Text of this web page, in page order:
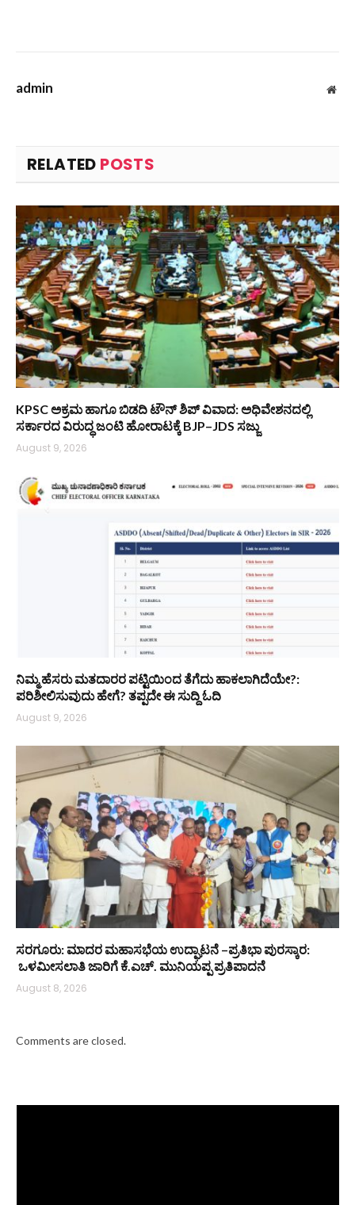
admin
RELATED POSTS
KPSC ಅಕ್ರಮ ಹಾಗೂ ಬಿಡದಿ ಟೌನ್‌ ಶಿಪ್ ವಿವಾದ: ಅಧಿವೇಶನದಲ್ಲಿ
ಸರ್ಕಾರದ ವಿರುದ್ಧ ಜಂಟಿ ಹೋರಾಟಕ್ಕೆ BJP–JDS ಸಜ್ಜು
August 9, 2026
ನಿಮ್ಮ ಹೆಸರು ಮತದಾರರ ಪಟ್ಟಿಯಿಂದ ತೆಗೆದು ಹಾಕಲಾಗಿದೆಯೇ?:
ಪರಿಶೀಲಿಸುವುದು ಹೇಗೆ? ತಪ್ಪದೇ ಈ ಸುದ್ದಿ ಓದಿ
August 9, 2026
ಸರಗೂರು: ಮಾದರ ಮಹಾಸಭೆಯ ಉದ್ಘಾಟನೆ –ಪ್ರತಿಭಾ ಪುರಸ್ಕಾರ:
ಒಳಮೀಸಲಾತಿ ಜಾರಿಗೆ ಕೆ.ಎಚ್. ಮುನಿಯಪ್ಪ ಪ್ರತಿಪಾದನೆ
August 8, 2026
Comments are closed.